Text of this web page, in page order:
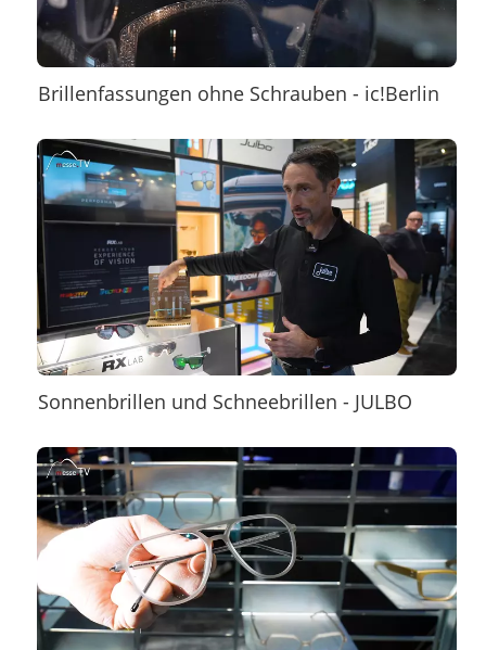
Brillenfassungen ohne Schrauben - ic!Berlin
Sonnenbrillen und Schneebrillen - JULBO